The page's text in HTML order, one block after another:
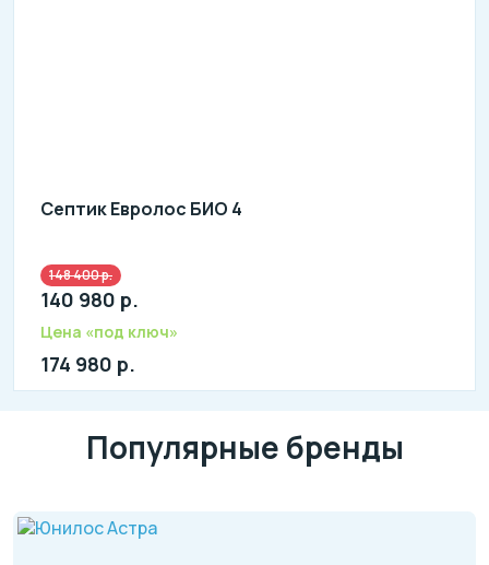
Септик Евролос БИО 4
Количество человек: 3-4
литров в сутки: 800
л: 180
148 400 р.
140 980 р.
Цена «под ключ»
174 980 р.
Популярные бренды